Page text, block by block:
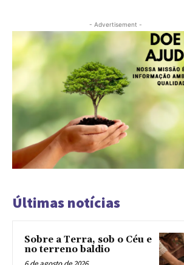
- Advertisement -
Últimas notícias
Sobre a Terra, sob o Céu e
no terreno baldio